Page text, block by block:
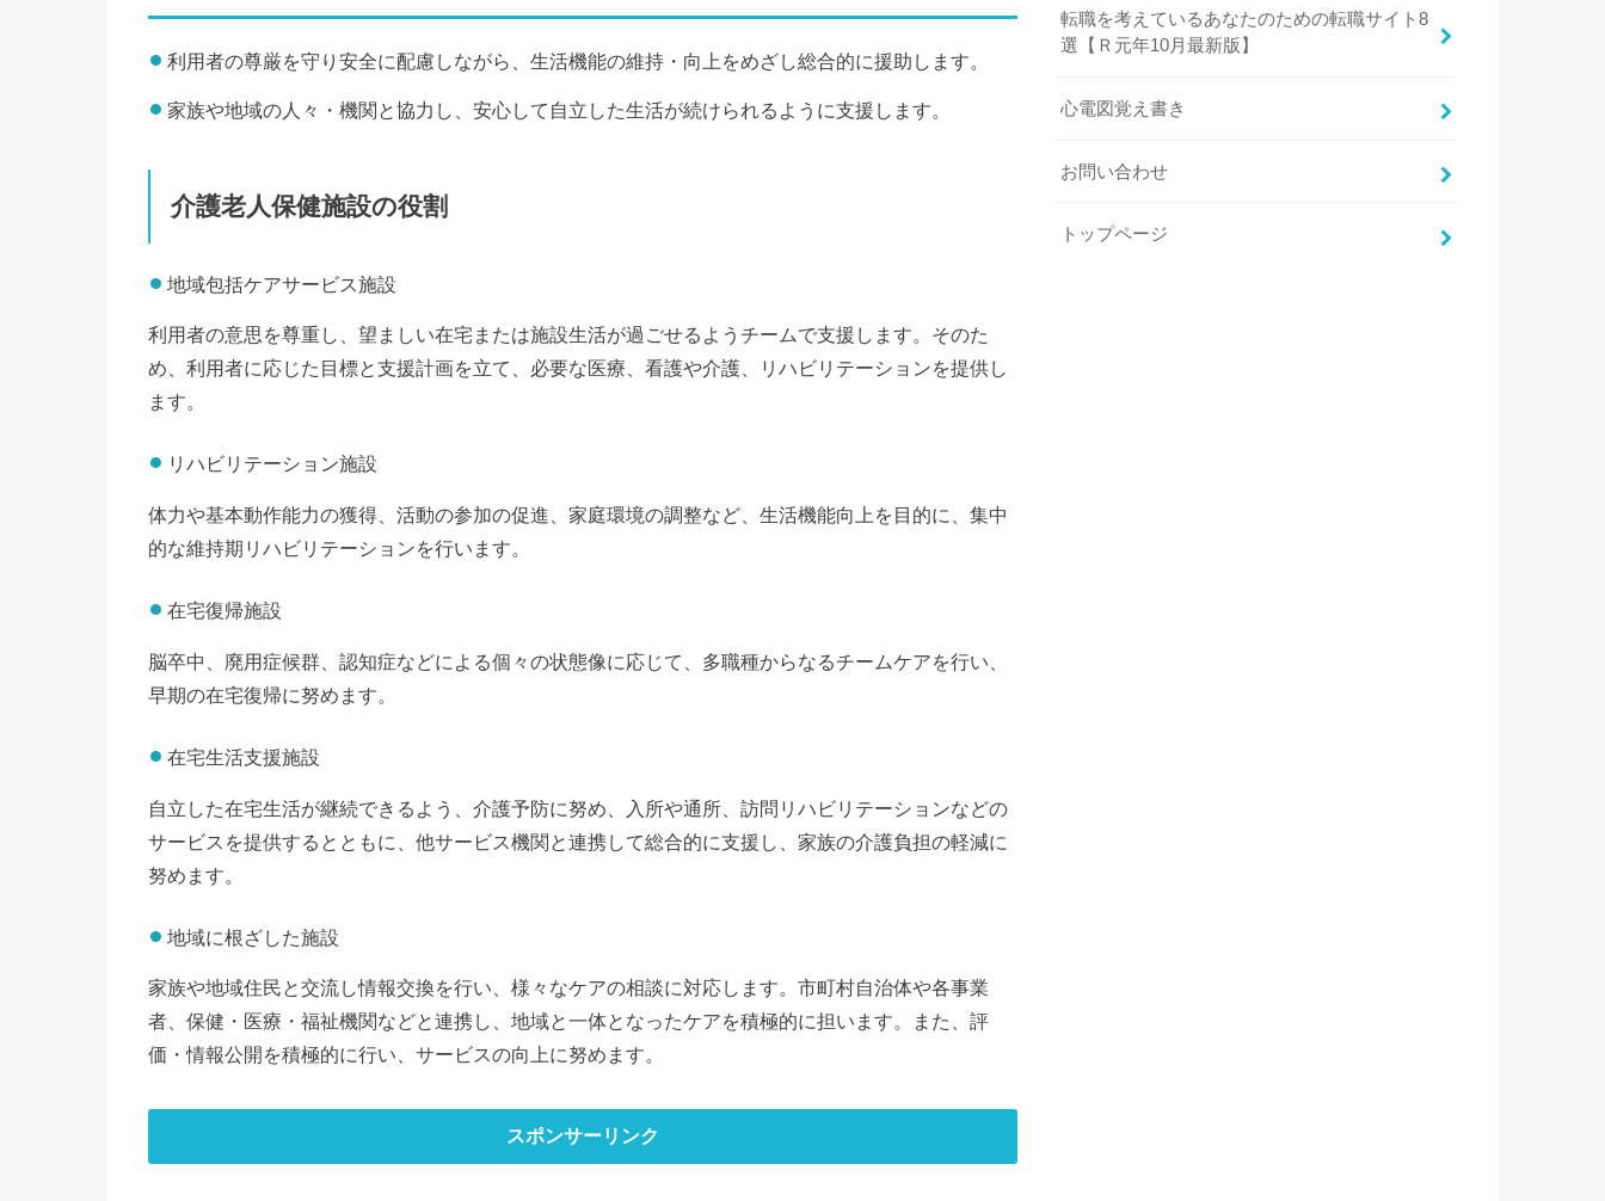
利用者の尊厳を守り安全に配慮しながら、生活機能の維持・向上をめざし総合的に援助します。
家族や地域の人々・機関と協力し、安心して自立した生活が続けられるように支援します。
介護老人保健施設の役割
地域包括ケアサービス施設
利用者の意思を尊重し、望ましい在宅または施設生活が過ごせるようチームで支援します。そのた
め、利用者に応じた目標と支援計画を立て、必要な医療、看護や介護、リハビリテーションを提供し
ます。
リハビリテーション施設
体力や基本動作能力の獲得、活動の参加の促進、家庭環境の調整など、生活機能向上を目的に、集中
的な維持期リハビリテーションを行います。
在宅復帰施設
脳卒中、廃用症候群、認知症などによる個々の状態像に応じて、多職種からなるチームケアを行い、
早期の在宅復帰に努めます。
在宅生活支援施設
自立した在宅生活が継続できるよう、介護予防に努め、入所や通所、訪問リハビリテーションなどの
サービスを提供するとともに、他サービス機関と連携して総合的に支援し、家族の介護負担の軽減に
努めます。
地域に根ざした施設
家族や地域住民と交流し情報交換を行い、様々なケアの相談に対応します。市町村自治体や各事業
者、保健・医療・福祉機関などと連携し、地域と一体となったケアを積極的に担います。また、評
価・情報公開を積極的に行い、サービスの向上に努めます。
スポンサーリンク
転職を考えているあなたのための転職サイト8
選【Ｒ元年10月最新版】
心電図覚え書き
お問い合わせ
トップページ